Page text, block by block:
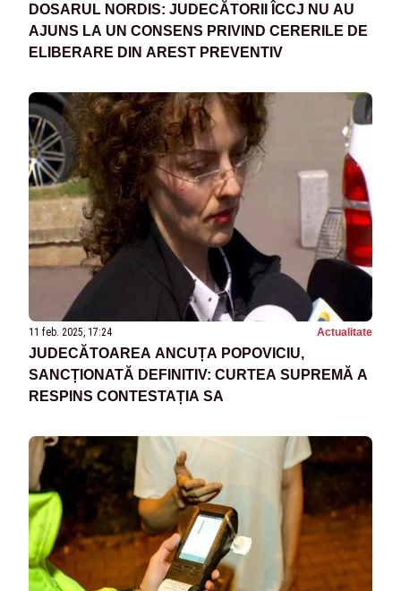
DOSARUL NORDIS: JUDECĂTORII ÎCCJ NU AU
AJUNS LA UN CONSENS PRIVIND CERERILE DE
ELIBERARE DIN AREST PREVENTIV
11 feb. 2025, 17:24 Actualitate
JUDECĂTOAREA ANCUȚA POPOVICIU,
SANCȚIONATĂ DEFINITIV: CURTEA SUPREMĂ A
RESPINS CONTESTAȚIA SA